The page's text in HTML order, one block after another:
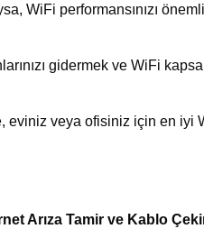
WiFi performansınızı
gidermek ve WiFi
eviniz veya ofisiniz için en iyi
Arıza Tamir ve Kablo